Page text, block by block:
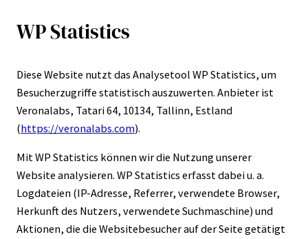
WP Statistics
Diese Website nutzt das Analysetool WP Statistics, um
Besucherzugriffe statistisch auszuwerten. Anbieter ist
Veronalabs, Tatari 64, 10134, Tallinn, Estland
(https://veronalabs.com).
Mit WP Statistics können wir die Nutzung unserer
Website analysieren. WP Statistics erfasst dabei u. a.
Logdateien (IP-Adresse, Referrer, verwendete Browser,
Herkunft des Nutzers, verwendete Suchmaschine) und
Aktionen, die die Websitebesucher auf der Seite getätigt